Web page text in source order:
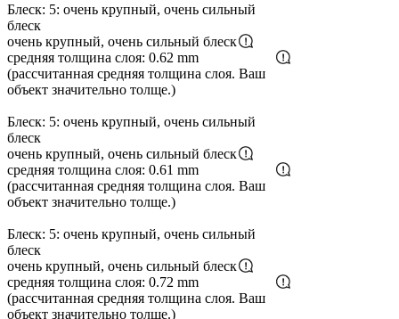
Блеск: 5: очень крупный, очень сильный
блеск
очень крупный, очень сильный блеск
средняя толщина слоя: 0.62 mm
(рассчитанная средняя толщина слоя. Ваш
объект значительно толще.)
Блеск: 5: очень крупный, очень сильный
блеск
очень крупный, очень сильный блеск
средняя толщина слоя: 0.61 mm
(рассчитанная средняя толщина слоя. Ваш
объект значительно толще.)
Блеск: 5: очень крупный, очень сильный
блеск
очень крупный, очень сильный блеск
средняя толщина слоя: 0.72 mm
(рассчитанная средняя толщина слоя. Ваш
объект значительно толще.)